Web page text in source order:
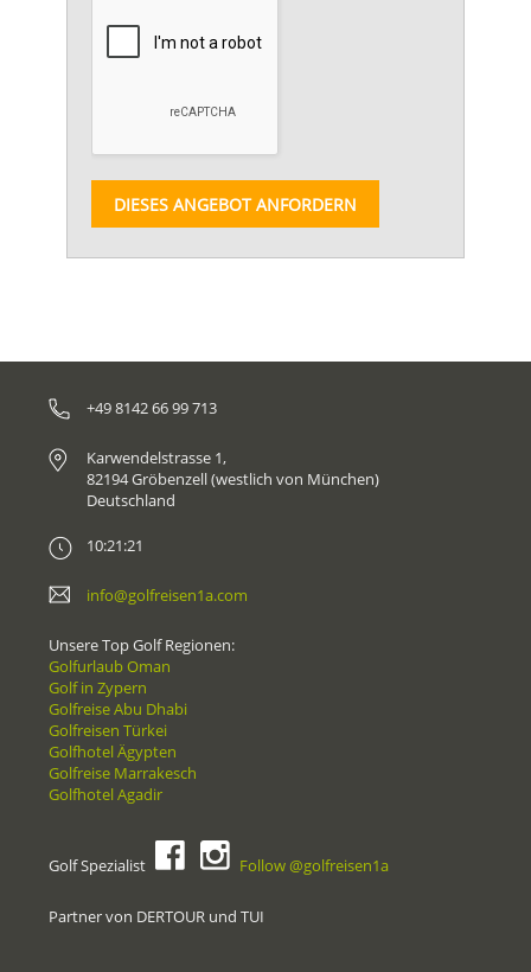
DIESES ANGEBOT ANFORDERN
+49 8142 66 99 713
Karwendelstrasse 1,
82194 Gröbenzell (westlich von München)
Deutschland
10:21:21
info@golfreisen1a.com
Unsere Top Golf Regionen:
Golfurlaub Oman
Golf in Zypern
Golfreise Abu Dhabi
Golfreisen Türkei
Golfhotel Ägypten
Golfreise Marrakesch
Golfhotel Agadir
Golf Spezialist Follow @golfreisen1a
Partner von DERTOUR und TUI